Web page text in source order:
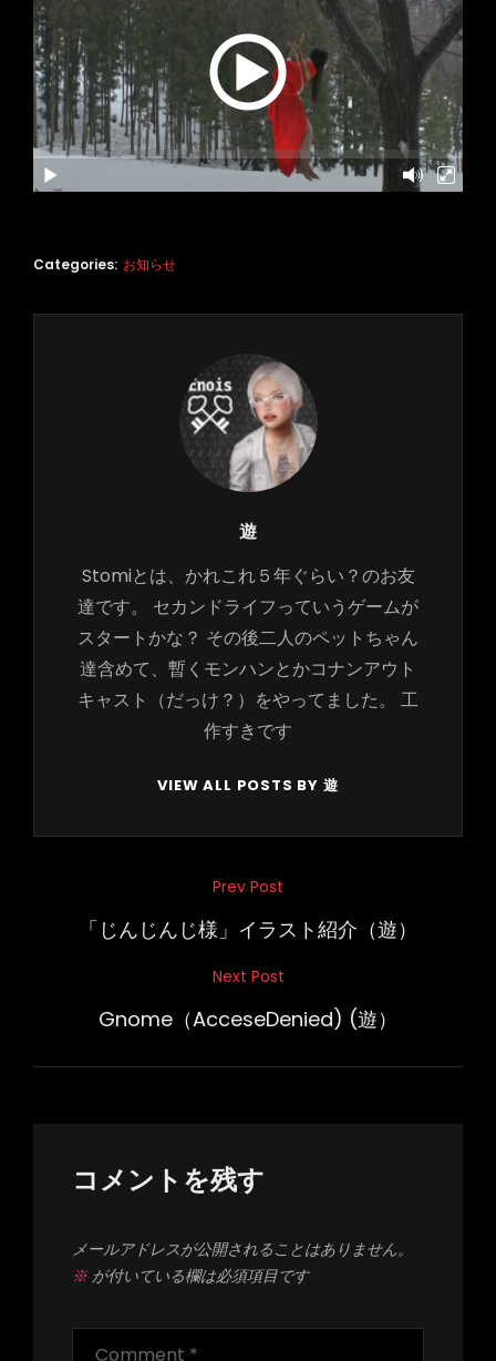
Categories: お知らせ
Author:
遊
Stomiとは、かれこれ５年ぐらい？のお友
達です。 セカンドライフっていうゲームが
スタートかな？ その後二人のペットちゃん
達含めて、暫くモンハンとかコナンアウト
キャスト（だっけ？）をやってました。 工
作すきです
VIEW ALL POSTS BY 遊
ー
Prev Post
「じんじんじ様」イラスト紹介（遊）
Next Post
Gnome（AcceseDenied) (遊）
コメントを残す
メールアドレスが公開されることはありません。
※が付いている欄は必須項目です